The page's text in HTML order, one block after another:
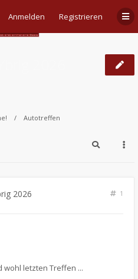
Anmelden Registrieren
Autotreffen
2026
1
wohl letzten Treffen ...